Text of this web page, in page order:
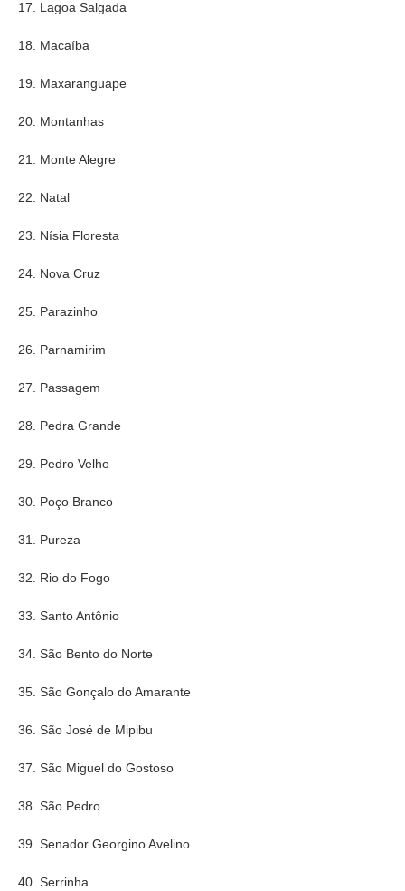
17. Lagoa Salgada
18. Macaíba
19. Maxaranguape
20. Montanhas
21. Monte Alegre
22. Natal
23. Nísia Floresta
24. Nova Cruz
25. Parazinho
26. Parnamirim
27. Passagem
28. Pedra Grande
29. Pedro Velho
30. Poço Branco
31. Pureza
32. Rio do Fogo
33. Santo Antônio
34. São Bento do Norte
35. São Gonçalo do Amarante
36. São José de Mipibu
37. São Miguel do Gostoso
38. São Pedro
39. Senador Georgino Avelino
40. Serrinha